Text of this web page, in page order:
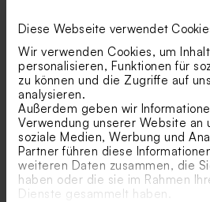
Diese Webseite verwendet
Wir verwenden Cookies, um
personalisieren, Funktionen für
zu können und die Zugriffe auf
analysieren.
Außerdem geben wir
Verwendung unserer Website an
soziale Medien, Werbung und
Partner führen diese
weiteren Daten zusammen, die
haben oder die sie im Rahmen
Dienste gesammelt haben.
Schicke Dankeskarte
Kommunion mit Foto 'Black
& White' | mit Kalkpapier